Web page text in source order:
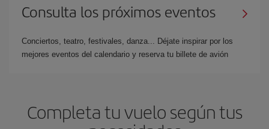
Consulta los próximos eventos
Conciertos, teatro, festivales, danza... Déjate inspirar por los
mejores eventos del calendario y reserva tu billete de avión
Completa tu vuelo según tus